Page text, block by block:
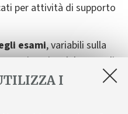
I
per attività di supporto
esami,variabili sulla
del Corso di
docente titolare
giorni prima della